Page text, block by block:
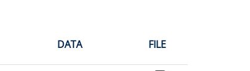
DATA FILE